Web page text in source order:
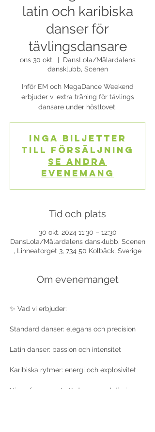
latin och karibiska
danser för
tävlingsdansare
ons 30 okt.
DansLola/Mälardalens
dansklubb, Scenen
Inför EM och MegaDance Weekend
erbjuder vi extra träning för tävlings
dansare under höstlovet.
Inga biljetter
till försäljning
Se andra
evenemang
Tid och plats
30 okt. 2024 11:30 – 12:30
DansLola/Mälardalens dansklubb, Scenen
, Linneatorget 3, 734 50 Kolbäck, Sverige
Om evenemanget
✨ Vad vi erbjuder:
Standard danser: elegans och precision
Latin danser: passion och intensitet
Karibiska rytmer: energi och explosivitet
Vi ser fram emot att dansa med dig i